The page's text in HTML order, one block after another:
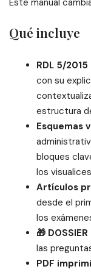
Qué incluye
RDL 5/
con su
estructura
Esquemas
bloques
los
Artículos
desde el
los
🎁 DOSSIER
las
PDF